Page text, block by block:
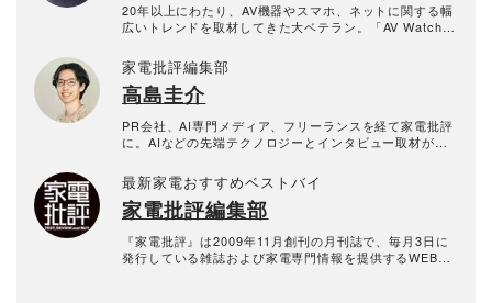
20年以上にわたり、AV機器やスマホ、ネットに関する幅
広いトレンドを取材してきた大ベテラン。「AV Watch」
家電批評編集部
高島圭介
PR会社、AI専門メディア、フリーランスを経て家電批評
に。AIなどの先端テクノロジーとインタビュー取材が好
のが悩み。
最新家電おすすめベストバイ
家電批評編集部
『家電批評』は2009年11月創刊の月刊誌で、毎月3日に
発行している雑誌および家電専門情報を提供するWEBメ